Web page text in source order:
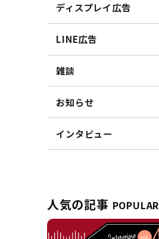
ディスプレイ広告
LINE広告
雑談
お知らせ
インタビュー
人気の記事 POPULAR